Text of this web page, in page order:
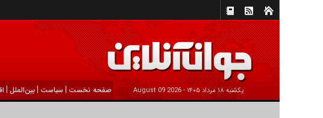
يکشنبه ۱۸ مرداد ۱۴۰۵ - 2026 August 09 صفحه نخست | سیاست |بين‌الملل |